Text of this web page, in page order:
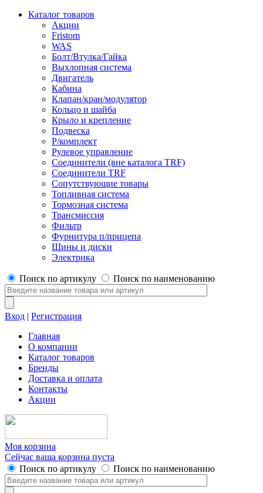
Каталог товаров
Акции
Fristom
WAS
Болт/Втулка/Гайка
Выхлопная система
Двигатель
Кабина
Клапан/кран/модулятор
Кольцо и шайба
Крыло и крепление
Подвеска
Р/комплект
Рулевое управление
Соединители (вне каталога TRF)
Соединители TRF
Сопутствующие товары
Топливная система
Тормозная система
Трансмиссия
Фильтр
Фурнитура п/прицепа
Шины и диски
Электрика
Поиск по артикулу Поиск по наименованию
Вход | Регистрация
Главная
О компании
Каталог товаров
Бренды
Доставка и оплата
Контакты
Акции
Моя корзина
Сейчас ваша корзина пуста
Поиск по артикулу
Поиск по наименованию